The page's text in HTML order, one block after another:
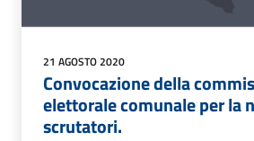
21 AGOSTO 2020
Convocazione della
elettorale comunale per la
scrutatori.